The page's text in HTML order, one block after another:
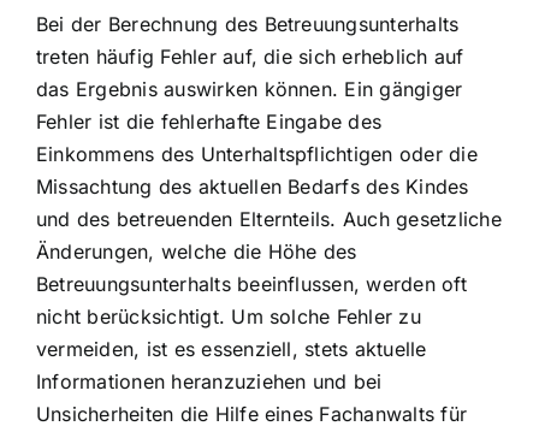
Bei der Berechnung des Betreuungsunterhalts
treten häufig Fehler auf, die sich erheblich auf
das Ergebnis auswirken können. Ein gängiger
Fehler ist die fehlerhafte Eingabe des
Einkommens des Unterhaltspflichtigen oder die
Missachtung des aktuellen Bedarfs des Kindes
und des betreuenden Elternteils. Auch gesetzliche
Änderungen, welche die Höhe des
Betreuungsunterhalts beeinflussen, werden oft
nicht berücksichtigt. Um solche Fehler zu
vermeiden, ist es essenziell, stets aktuelle
Informationen heranzuziehen und bei
Unsicherheiten die Hilfe eines Fachanwalts für